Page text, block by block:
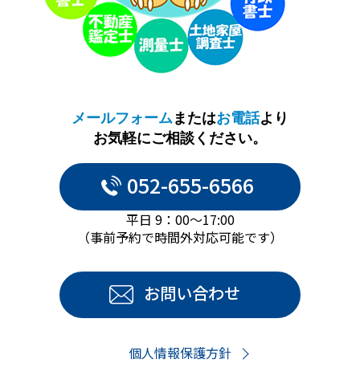
メールフォームまたはお電話より
お気軽にご相談ください。
052-655-6566
平日 9：00～17:00
（事前予約で時間外対応可能です）
お問い合わせ
個人情報保護方針